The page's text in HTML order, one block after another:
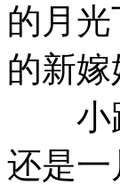
的月
的新嫁
小路
还是